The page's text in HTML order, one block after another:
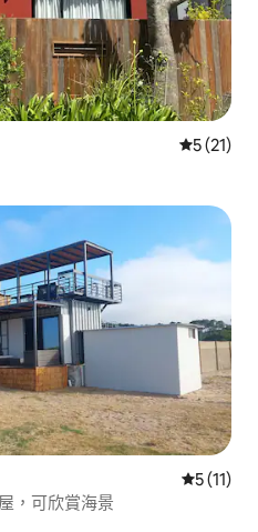
從 21 則
5 (21)
從 11 則
5 (11)
，可欣賞海景